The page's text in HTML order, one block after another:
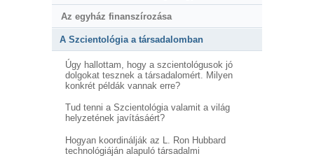
Az egyház finanszírozása
A Szcientológia a társadalomban
Úgy hallottam, hogy a szcientológusok jó
dolgokat tesznek a társadalomért. Milyen
konkrét példák vannak erre?
Tud tenni a Szcientológia valamit a világ
helyzetének javításáért?
Hogyan koordinálják az L. Ron Hubbard
technológiáján alapuló társadalmi